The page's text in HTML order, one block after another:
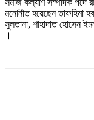
সমাজ কল্যাণ সম্পাদক পদে
মনোনীত হয়েছেন তাফহিমা
সুলতানা, শাহাদাত হোসেন
।